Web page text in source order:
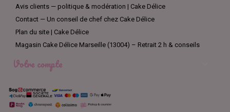
Avis clients — politique & modération | Cake Délice
Contact — Un conseil de chef chez Cake Délice
Plan du site | Cake Délice
Magasin Cake Délice Marseille (13004) – Retrait 2 h & conseils
Votre compte